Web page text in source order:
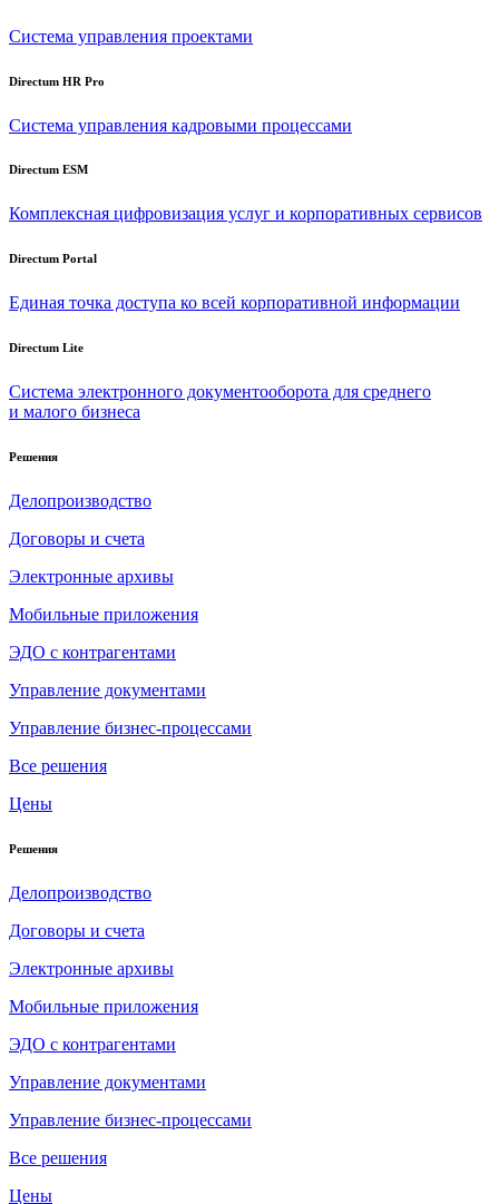
Система управления проектами
Directum HR Pro
Система управления кадровыми процессами
Directum ESM
Комплексная цифровизация услуг и корпоративных сервисов
Directum Portal
Единая точка доступа ко всей корпоративной информации
Directum Lite
Система электронного документооборота для среднего
и малого бизнеса
Решения
Делопроизводство
Договоры и счета
Электронные архивы
Мобильные приложения
ЭДО с контрагентами
Управление документами
Управление бизнес-процессами
Все решения
Цены
Решения
Делопроизводство
Договоры и счета
Электронные архивы
Мобильные приложения
ЭДО с контрагентами
Управление документами
Управление бизнес-процессами
Все решения
Цены